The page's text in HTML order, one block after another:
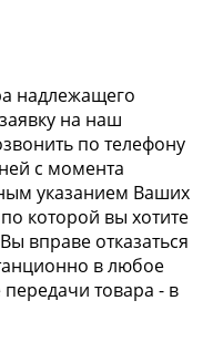
надлежащего
на наш
по телефону
с момента
указанием Ваших
которой вы хотите
вправе отказаться
в любое
товара - в